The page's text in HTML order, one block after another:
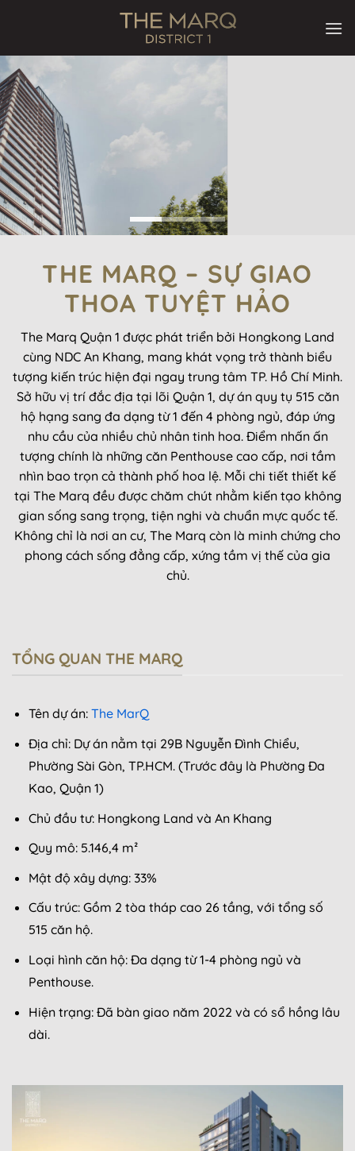
dung
THE MARQ – SỰ GIAO
THOA TUYỆT HẢO
The Marq Quận 1 được phát triển bởi Hongkong Land
cùng NDC An Khang, mang khát vọng trở thành biểu
tượng kiến trúc hiện đại ngay trung tâm TP. Hồ Chí Minh.
Sở hữu vị trí đắc địa tại lõi Quận 1, dự án quy tụ 515 căn
hộ hạng sang đa dạng từ 1 đến 4 phòng ngủ, đáp ứng
nhu cầu của nhiều chủ nhân tinh hoa. Điểm nhấn ấn
tượng chính là những căn Penthouse cao cấp, nơi tầm
nhìn bao trọn cả thành phố hoa lệ. Mỗi chi tiết thiết kế
tại The Marq đều được chăm chút nhằm kiến tạo không
gian sống sang trọng, tiện nghi và chuẩn mực quốc tế.
Không chỉ là nơi an cư, The Marq còn là minh chứng cho
phong cách sống đẳng cấp, xứng tầm vị thế của gia
chủ.
TỔNG QUAN THE MARQ
Tên dự án: The MarQ
Địa chỉ: Dự án nằm tại 29B Nguyễn Đình Chiểu,
Phường Sài Gòn, TP.HCM. (Trước đây là Phường Đa
Kao, Quận 1)
Chủ đầu tư: Hongkong Land và An Khang
Quy mô: 5.146,4 m²
Mật độ xây dựng: 33%
Cấu trúc: Gồm 2 tòa tháp cao 26 tầng, với tổng số
515 căn hộ.
Loại hình căn hộ: Đa dạng từ 1-4 phòng ngủ và
Penthouse.
Hiện trạng: Đã bàn giao năm 2022 và có sổ hồng lâu
dài.